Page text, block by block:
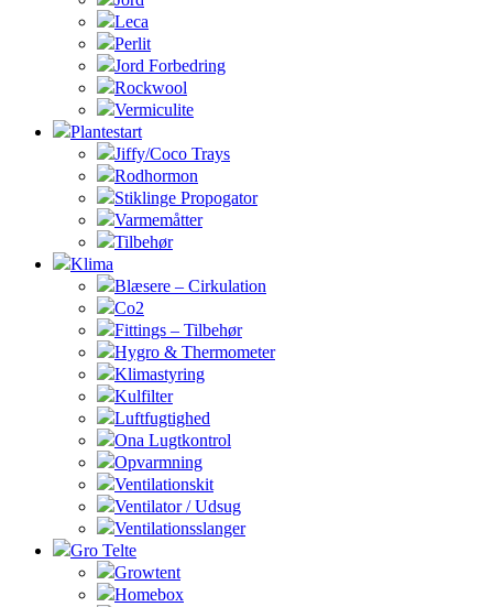
Leca
Perlit
Jord Forbedring
Rockwool
Vermiculite
Plantestart
Jiffy/Coco Trays
Rodhormon
Stiklinge Propogator
Varmemåtter
Tilbehør
Klima
Blæsere – Cirkulation
Co2
Fittings – Tilbehør
Hygro & Thermometer
Klimastyring
Kulfilter
Luftfugtighed
Ona Lugtkontrol
Opvarmning
Ventilationskit
Ventilator / Udsug
Ventilationsslanger
Gro Telte
Growtent
Homebox